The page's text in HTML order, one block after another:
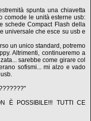
spunta una chiavetta
comode le unità esterne usb:
schede Compact Flash della
universale che esce su usb e
un unico standard, potremo
Altrimenti, continueremo a
sarebbe come girare col
sofismi... mi alzo e vado
È POSSIBILE!!! TUTTI CE